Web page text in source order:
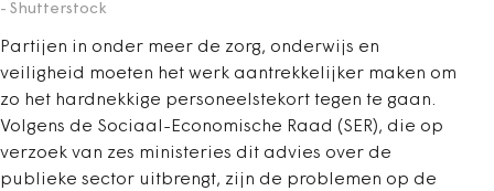
- Shutterstock
Partijen in onder meer de zorg, onderwijs en
veiligheid moeten het werk aantrekkelijker maken om
zo het hardnekkige personeelstekort tegen te gaan.
Volgens de Sociaal-Economische Raad (SER), die op
verzoek van zes ministeries dit advies over de
publieke sector uitbrengt, zijn de problemen op de